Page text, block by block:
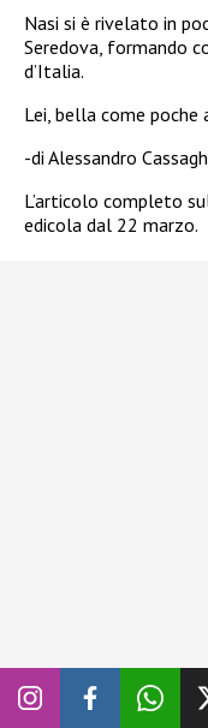
Nasi si è rivelato in
Seredova, formando
d’Italia.
Lei, bella come
-di Alessandro
L’articolo completo
edicola dal 22 marzo.